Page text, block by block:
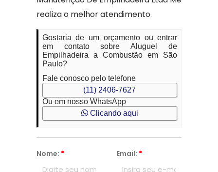
realiza o melhor atendimento.
Gostaria de um orçamento ou entrar
em contato sobre Aluguel de
Empilhadeira a Combustão em São
Paulo?
Fale conosco pelo telefone
(11) 2406-7627
Ou em nosso WhatsApp
Clicando aqui
Nome: * Email: *